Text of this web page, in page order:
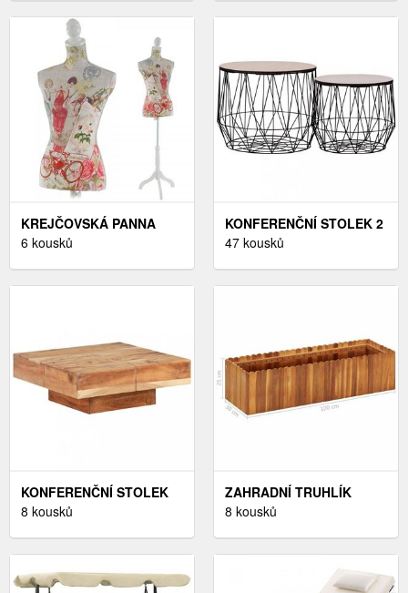
KREJČOVSKÁ PANNA
DEKORHOME
6 kousků
KONFERENČNÍ STOLEK 2
KS DEKORHOME
47 kousků
KONFERENČNÍ STOLEK
MASIVNÍ DŘEVO
8 kousků
ZAHRADNÍ TRUHLÍK
AKÁCIOVÉ DŘEVO
8 kousků